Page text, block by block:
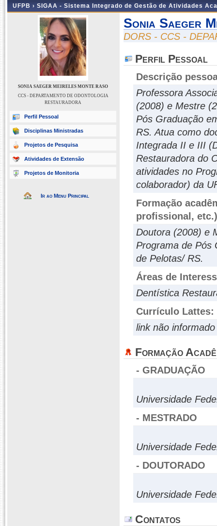
UFPB › SIGAA - Sistema Integrado de Gestão de Atividades
SONIA SAEGER MEIRELES MONTE RASO
CCS - DEPARTAMENTO DE ODONTOLOGIA
RESTAURADORA
Perfil Pessoal
Disciplinas Ministradas
Projetos de Pesquisa
Atividades de Extensão
Projetos de Monitoria
Ir ao Menu Principal
Sonia Saeger
DORS - CCS -
Perfil Pessoal
Descrição
Professora
(2008) e Mestre
Pós Graduação
RS. Atua como
Integrada II e III
Restauradora do
atividades no
colaborador) da
Formação
profissional, etc.)
Doutora (2008) e
Programa de Pós
de Pelotas/ RS.
Áreas de
Dentística
Currículo Lattes:
link não informado
Formação
- GRADUAÇÃO
Universidade
- MESTRADO
Universidade
- DOUTORADO
Universidade
Contatos